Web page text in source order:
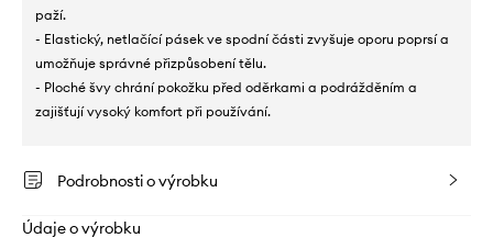
paží.
- Elastický, netlačící pásek ve spodní části zvyšuje oporu poprsí a
umožňuje správné přizpůsobení tělu.
- Ploché švy chrání pokožku před oděrkami a podrážděním a
zajišťují vysoký komfort při používání.
Podrobnosti o výrobku
Údaje o výrobku